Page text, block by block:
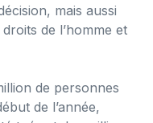
mais aussi
de l’homme et
de personnes
de l’année,